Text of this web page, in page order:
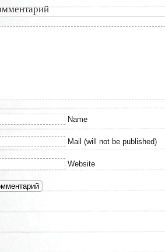
Name
Mail (will not be published)
Website